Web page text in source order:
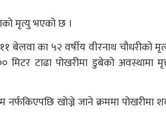
मृत्यु भएको छ ।
बेलवा का ५२ वर्षीय वीरनाथ चौधरीको
टाढा पोखरीमा डुबेको अवस्थामा
खोज्ने जाने क्रममा पोखरीमा